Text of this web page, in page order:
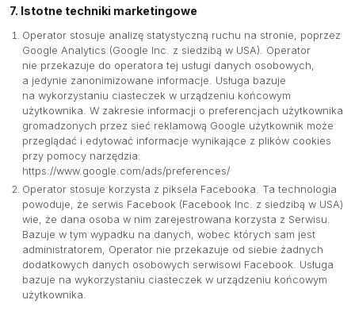
O NAS
OFERTA
PRODUCENCI
BAZA WIEDZY
KONTAKT
7. Istotne techniki marketingowe
Operator stosuje analizę statystyczną ruchu na stronie, poprzez
Google Analytics (Google Inc. z siedzibą w USA). Operator
nie przekazuje do operatora tej usługi danych osobowych,
a jedynie zanonimizowane informacje. Usługa bazuje
na wykorzystaniu ciasteczek w urządzeniu końcowym
użytkownika. W zakresie informacji o preferencjach użytkownika
gromadzonych przez sieć reklamową Google użytkownik może
przeglądać i edytować informacje wynikające z plików cookies
przy pomocy narzędzia:
https://www.google.com/ads/preferences/
Operator stosuje korzysta z piksela Facebooka. Ta technologia
powoduje, że serwis Facebook (Facebook Inc. z siedzibą w USA)
wie, że dana osoba w nim zarejestrowana korzysta z Serwisu.
Bazuje w tym wypadku na danych, wobec których sam jest
administratorem, Operator nie przekazuje od siebie żadnych
dodatkowych danych osobowych serwisowi Facebook. Usługa
bazuje na wykorzystaniu ciasteczek w urządzeniu końcowym
użytkownika.